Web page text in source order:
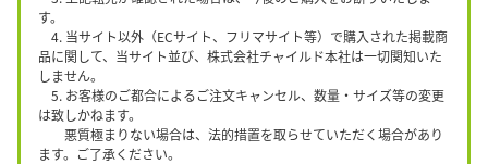
す。
4. 当サイト以外（ECサイト、フリマサイト等）で購入された掲載商
品に関して、当サイト並び、株式会社チャイルド本社は一切関知いた
しません。
5. お客様のご都合によるご注文キャンセル、数量・サイズ等の変更
は致しかねます。
悪質極まりない場合は、法的措置を取らせていただく場合があり
ます。ご了承ください。